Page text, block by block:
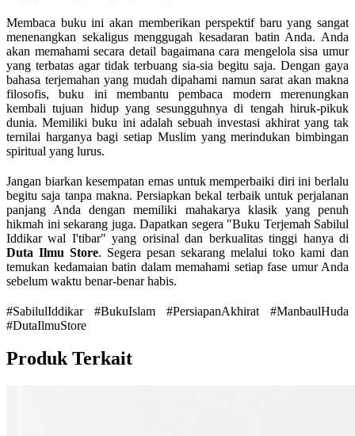
Membaca buku ini akan memberikan perspektif baru yang sangat
menenangkan sekaligus menggugah kesadaran batin Anda. Anda
akan memahami secara detail bagaimana cara mengelola sisa umur
yang terbatas agar tidak terbuang sia-sia begitu saja. Dengan gaya
bahasa terjemahan yang mudah dipahami namun sarat akan makna
filosofis, buku ini membantu pembaca modern merenungkan
kembali tujuan hidup yang sesungguhnya di tengah hiruk-pikuk
dunia. Memiliki buku ini adalah sebuah investasi akhirat yang tak
ternilai harganya bagi setiap Muslim yang merindukan bimbingan
spiritual yang lurus.
Jangan biarkan kesempatan emas untuk memperbaiki diri ini berlalu
begitu saja tanpa makna. Persiapkan bekal terbaik untuk perjalanan
panjang Anda dengan memiliki mahakarya klasik yang penuh
hikmah ini sekarang juga. Dapatkan segera "Buku Terjemah Sabilul
Iddikar wal I'tibar" yang orisinal dan berkualitas tinggi hanya di
Duta Ilmu Store. Segera pesan sekarang melalui toko kami dan
temukan kedamaian batin dalam memahami setiap fase umur Anda
sebelum waktu benar-benar habis.
#SabilulIddikar #BukuIslam #PersiapanAkhirat #ManbaulHuda
#DutaIlmuStore
Produk Terkait